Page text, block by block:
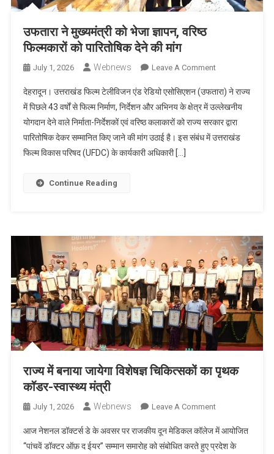
उफतारा ने मुख्यमंत्री को भेजा ज्ञापन, वरिष्ठ
फिल्मकारों को पारितोषिक देने की मांग
July 1, 2026 Webnews Leave A CommentOn
ने
मुख्यमंत्री
को
भेजा
की
मांग
देहरादून। उत्तराखंड फिल्म टेलीविजन एंड रेडियो एसोसिएशन (उफतारा) ने राज्य
में पिछले 43 वर्षों से फिल्म निर्माण, निर्देशन और अभिनय के क्षेत्र में उल्लेखनीय
योगदान देने वाले निर्माता-निर्देशकों एवं वरिष्ठ कलाकारों को राज्य सरकार द्वारा
पारितोषिक देकर सम्मानित किए जाने की मांग उठाई है। इस संबंध में उत्तराखंड
फिल्म विकास परिषद (UFDC) के कार्यकारी अधिकारी […]
Continue Reading
राज्य में बनाया जायेगा विशेषज्ञ चिकित्सकों का पृथक
कॉडर-स्वास्थ्य मंत्री
July 1, 2026 Webnews Leave A CommentOn
में
बनाया
आज नेशनल डॉक्टर्स डे के अवसर पर राजकीय दून मेडिकल कॉलेज में आयोजित
‘‘पांचवें डॉक्टर ऑफ़ द ईयर’’ सम्मान समारोह को संबोधित करते हुए प्रदेश के